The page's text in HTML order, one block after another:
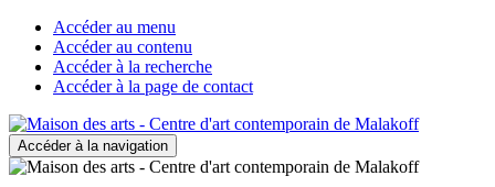
Accéder au menu
Accéder au contenu
Accéder à la recherche
Accéder à la page de contact
Accéder à la navigation